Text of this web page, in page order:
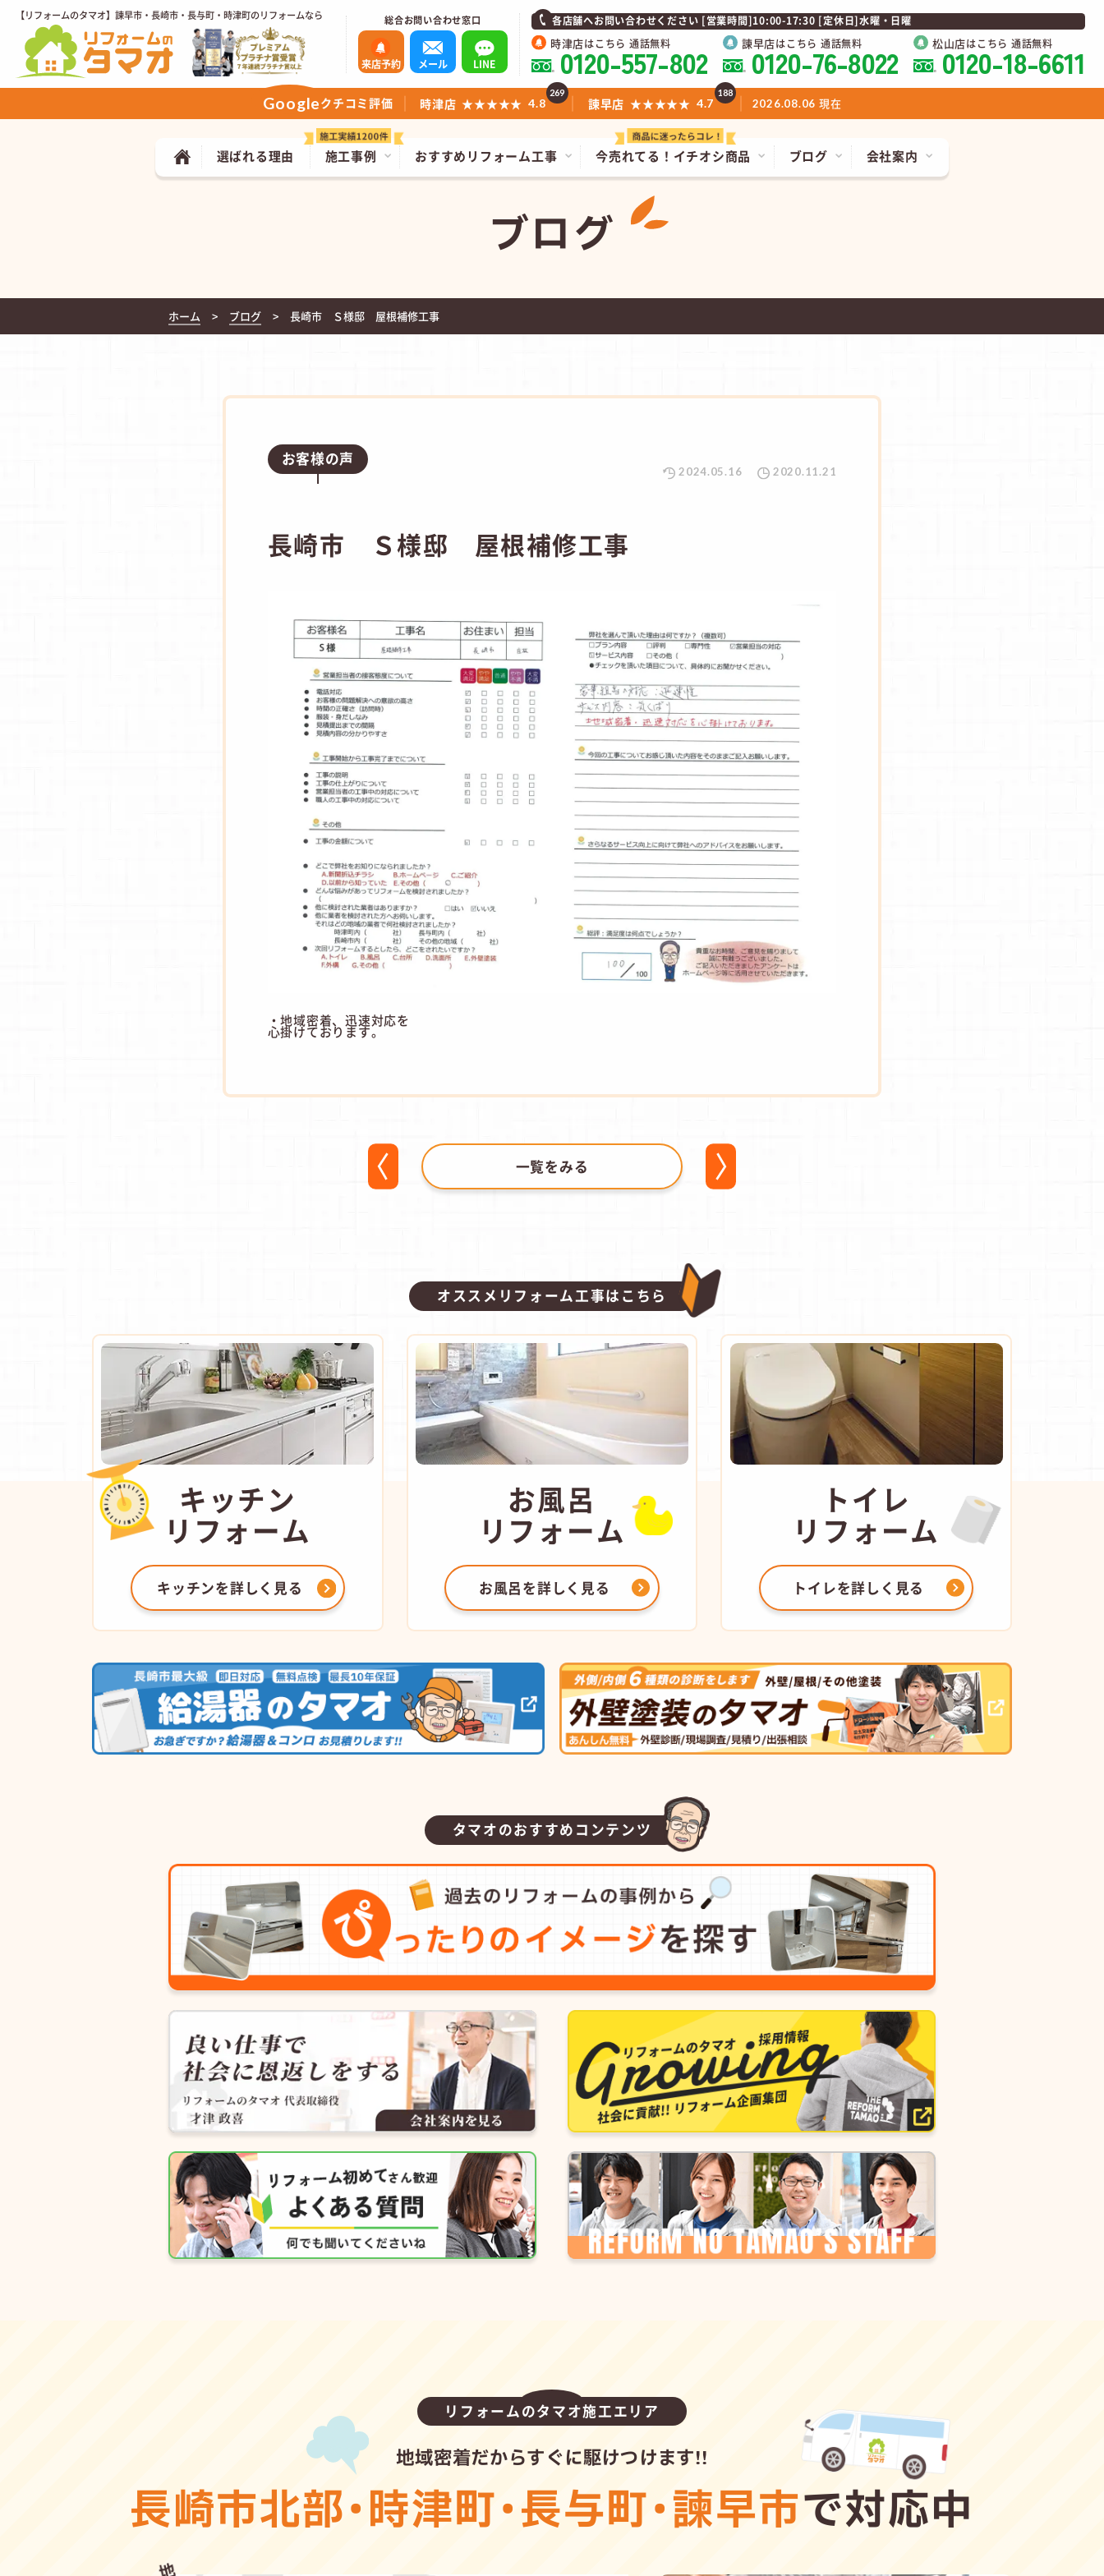
【リフォームのタマオ】諫早市・長崎市・長与町・時津町のリフォームなら 総合お問い合わせ窓口
来店予約 メール LINE
各店舗へお問い合わせください [営業時間]10:00-17:30 [定休日]水曜・日曜
時津店はこちら 通話無料
0120-557-802 諫早店はこちら 通話無料
0120-76-8022 松山店はこちら 通話無料
0120-18-6611
今売れてる！ イチオシ商品
施工事例 おすすめリフォーム工事
選ばれる理由 ブログ 会社案内
Googleクチコミ評価 時津店 ★★★★★ 4.8
269
諫早店 ★★★★★ 4.7
188
2026.08.06 現在
ブログ
ホーム ブログ 長崎市 Ｓ様邸 屋根補修工事
お客様の声
2024.05.16 2020.11.21
長崎市 Ｓ様邸 屋根補修工事
・地域密着、迅速対応を
心掛けております。
一覧をみる
オススメリフォーム工事はこちら
キッチン
リフォーム
キッチンを詳しく見る
お風呂
リフォーム
お風呂を詳しく見る
トイレ
リフォーム
トイレを詳しく見る
タマオのおすすめコンテンツ
リフォームのタマオ施工エリア
地域密着だからすぐに駆けつけます!!
長崎市北部・時津町・長与町・諫早市で対応中